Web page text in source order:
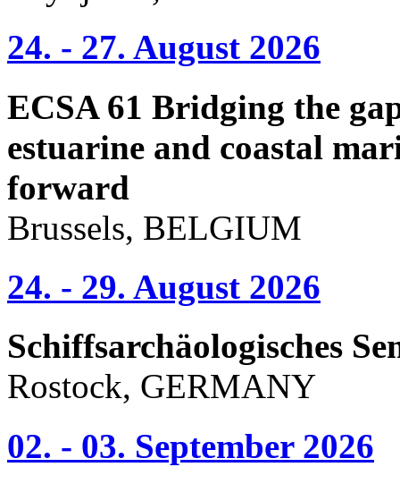
24. - 27. August 2026
ECSA 61 Bridging the
estuarine and coastal
forward
Brussels, BELGIUM
24. - 29. August 2026
Schiffsarchäologisches
Rostock, GERMANY
02. - 03. September 2026